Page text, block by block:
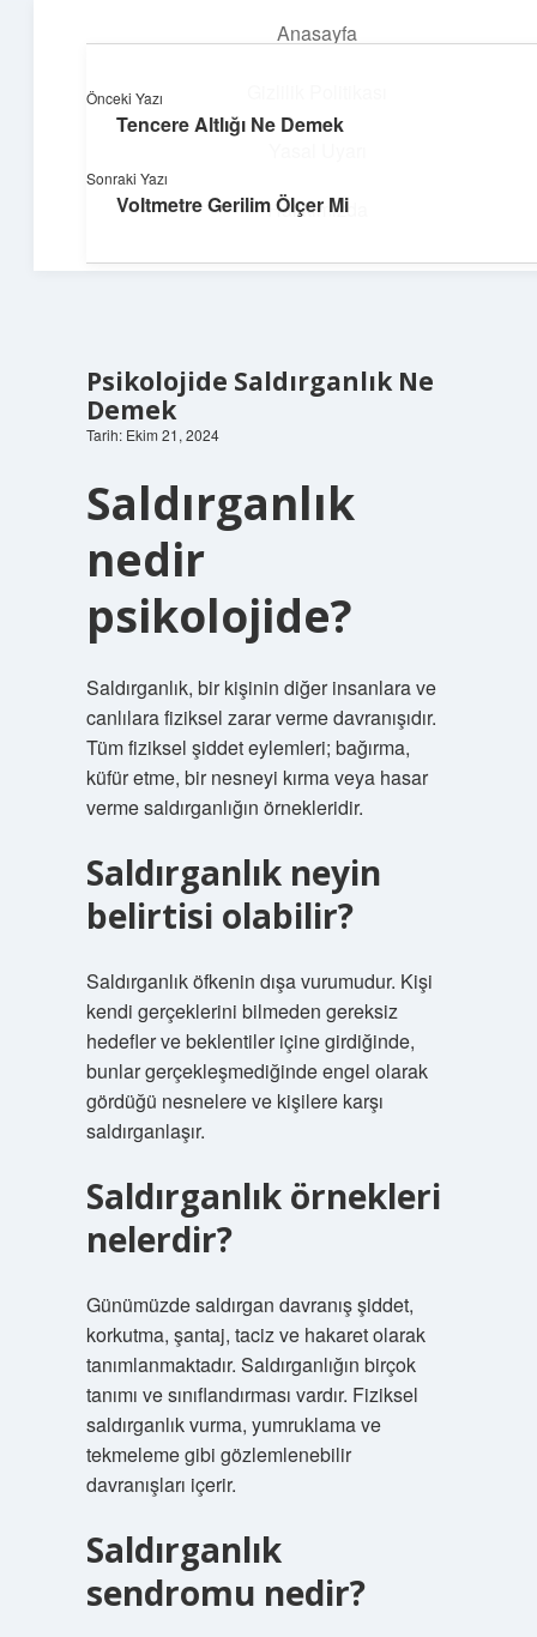
Anasayfa
Hakkımızda
Neşeli Fikir Köşesi
Hayatına neşe katan kısa hikayeler!
Psikolojide Saldırganlık Ne
Demek
Tarih: Ekim 21, 2024
Saldırganlık
nedir
psikolojide?
Saldırganlık, bir kişinin diğer insanlara ve
canlılara fiziksel zarar verme davranışıdır.
Tüm fiziksel şiddet eylemleri; bağırma,
küfür etme, bir nesneyi kırma veya hasar
verme saldırganlığın örnekleridir.
Saldırganlık neyin
belirtisi olabilir?
Saldırganlık öfkenin dışa vurumudur. Kişi
kendi gerçeklerini bilmeden gereksiz
hedefler ve beklentiler içine girdiğinde,
bunlar gerçekleşmediğinde engel olarak
gördüğü nesnelere ve kişilere karşı
saldırganlaşır.
Saldırganlık örnekleri
nelerdir?
Günümüzde saldırgan davranış şiddet,
korkutma, şantaj, taciz ve hakaret olarak
tanımlanmaktadır. Saldırganlığın birçok
tanımı ve sınıflandırması vardır. Fiziksel
saldırganlık vurma, yumruklama ve
tekmeleme gibi gözlemlenebilir
davranışları içerir.
Saldırganlık
sendromu nedir?
Önceki Yazı
Tencere Altlığı Ne Demek
Sonraki Yazı
Voltmetre Gerilim Ölçer Mi